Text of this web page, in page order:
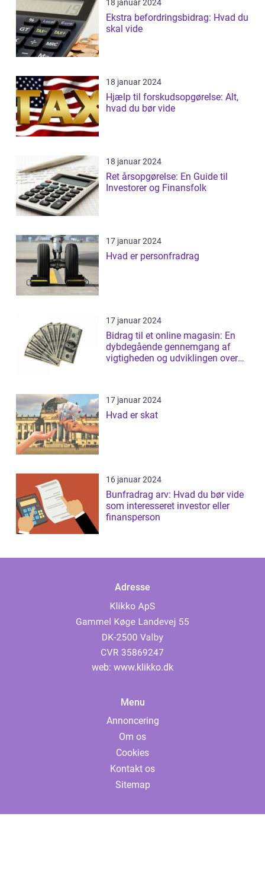
18 januar 2024
Ekstra befordringsbidrag: Hvad du
skal vide
18 januar 2024
Hjælp til forskudsopgørelse: Alt,
hvad du bør vide
18 januar 2024
Ret årsopgørelse: En Guide til
Investorer og Finansfolk
17 januar 2024
Hvad er personfradrag
17 januar 2024
Bidrag til et online magasin: En
dybdegående gennemgang af
vigtigheden og udviklingen over
17 januar 2024
Hvad er skat
16 januar 2024
Bunfradrag arv: Hvad du bør vide
som interesseret investor eller
finansperson
Adresse
web: www.klikko.dk
Menu
Annoncering
Om os
Cookies
Kontakt os
Sitemap